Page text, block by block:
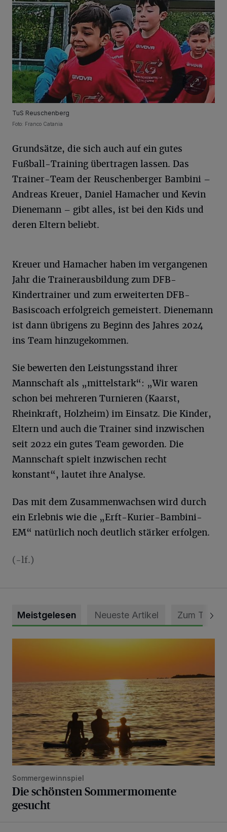
TuS Reuschenberg
Foto: Franco Catania
Grundsätze, die sich auch auf ein gutes
Fußball-Training übertragen lassen. Das
Trainer-Team der Reuschenberger Bambini –
Andreas Kreuer, Daniel Hamacher und Kevin
Dienemann – gibt alles, ist bei den Kids und
deren Eltern beliebt.
Kreuer und Hamacher haben im vergangenen
Jahr die Trainerausbildung zum DFB-
Kindertrainer und zum erweiterten DFB-
Basiscoach erfolgreich gemeistert. Dienemann
ist dann übrigens zu Beginn des Jahres 2024
ins Team hinzugekommen.
Sie bewerten den Leistungsstand ihrer
Mannschaft als „mittelstark“: „Wir waren
schon bei mehreren Turnieren (Kaarst,
Rheinkraft, Holzheim) im Einsatz. Die Kinder,
Eltern und auch die Trainer sind inzwischen
seit 2022 ein gutes Team geworden. Die
Mannschaft spielt inzwischen recht
konstant“, lautet ihre Analyse.
Das mit dem Zusammenwachsen wird durch
ein Erlebnis wie die „Erft-Kurier-Bambini-
EM“ natürlich noch deutlich stärker erfolgen.
(-lf.)
Meistgelesen Neueste Artikel Zum Thema
Die schönsten Sommermomente gesucht
Sommergewinnspiel
Die schönsten Sommermomente
gesucht